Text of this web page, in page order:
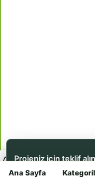
Ana Sayfa
Projeniz için teklif alın